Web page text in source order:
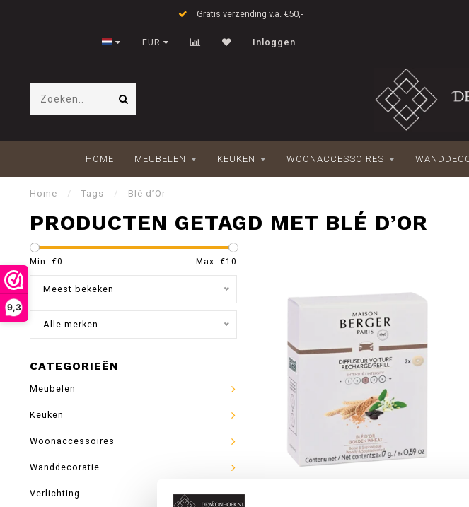
9,3
Gratis verzending v.a. €50,-
EUR Inloggen
HOME MEUBELEN KEUKEN WOONACCESSOIRES
Home / Tags / Blé d’Or
PRODUCTEN GETAGD MET BLÉ D’OR
Min: €0 Max: €10
Meest bekeken
Alle merken
CATEGORIEËN
Meubelen
Keuken
Woonaccessoires
Wanddecoratie
Verlichting